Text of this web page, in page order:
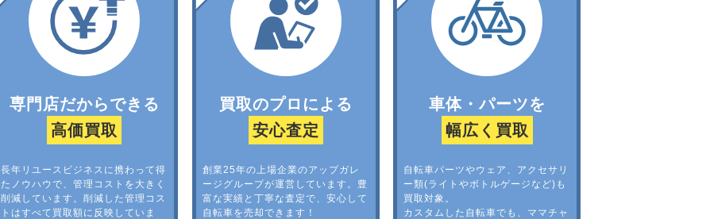
専門店だからできる
高価買取
長年リユースビジネスに携わって得
たノウハウで、管理コストを大きく
削減しています。削減した管理コス
トはすべて買取額に反映していま
買取のプロによる
安心査定
創業25年の上場企業のアップガレ
ージグループが運営しています。豊
富な実績と丁寧な査定で、安心して
自転車を売却できます！
車体・パーツを
幅広く買取
自転車パーツやウェア、アクセサリ
ー類(ライトやボトルゲージなど)も
買取対象。
カスタムした自転車でも、ママチャ